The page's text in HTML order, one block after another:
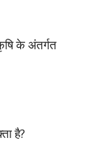
के अंतर्गत
है?